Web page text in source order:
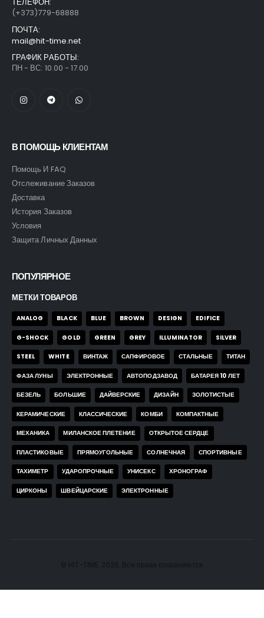
(+373)779-68888
ПОЧТА:
mail@hit-time.net
ГРАФИК РАБОТЫ:
ПН - ВС: 10.00 - 17.00
В ПОМОЩЬ КЛИЕНТАМ
Помощь И FAQ
Отслеживание Заказов
Доставка
История Заказов
Условия
Защита Личных Данных
ПОПУЛЯРНОЕ
МЕТКИ ТОВАРОВ
ANALOG BLACK BLUE BROWN DESIGN EDIFICE
G-SHOCK GOLD GREEN GREY ILLUMINATOR SILVER
STEEL WHITE ВИНТАЖ САПФИРОВОЕ СТАЛЬНЫЕ ТИТАН
ФАЗА ЛУНЫ ЭЛЕКТРОННЫЕ АВТОПОДЗАВОД БАТАРЕЯ 10 ЛЕТ
БЕЗЕЛЬ БОЛЬШИЕ ДАЙВЕРСКИЕ ДИЗАЙН ЗОЛОТИСТЫЕ
КЕРАМИЧЕСКИЕ КЛАССИЧЕСКИЕ КОМБИ КОМПАКТНЫЕ
МЕХАНИКА МИЛАНСКОЕ ПЛЕТЕНИЕ ОТКРЫТОЕ СЕРДЦЕ
ПЛАСТИКОВЫЕ ПРЯМОУГОЛЬНЫЕ СОЛНЕЧНАЯ СПОРТИВНЫЕ
ТАХИМЕТР УДАРОПРОЧНЫЕ УНИСЕКС ХРОНОГРАФ
ЦИРКОНЫ ШВЕЙЦАРСКИЕ ЭЛЕКТРОННЫЕ
© HIT-TIME. 2026. Все права сохраняются